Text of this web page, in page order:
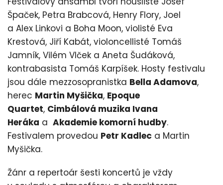
Špaček, Petra Brabcová, Henry Flory, Joel
a Alex Linkovi a Boha Moon, violisté Eva
Krestová, Jiří Kabát, violoncellisté Tomáš
Jamník, Vilém Vlček a Aneta Šudáková,
kontrabasista Tomáš Karpíšek. Hosty festivalu
jsou dále mezzosopranistka Bella Adamova,
herec Martin Myšička, Epoque
Quartet, Cimbálová muzika Ivana
Heráka a Akademie komorní hudby.
Festivalem provedou Petr Kadlec a Martin
Myšička.
Žánr a repertoár šesti koncertů je vždy